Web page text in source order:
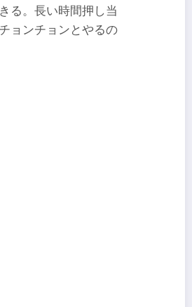
る。長い時間押し当
ョンチョンとやるの